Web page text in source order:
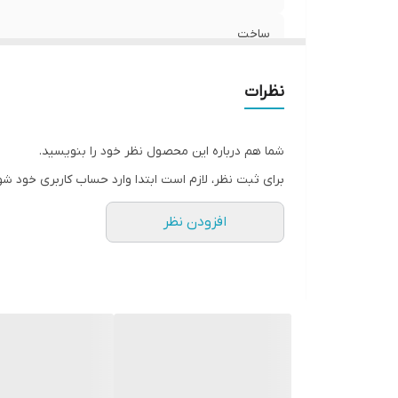
ساخت
نظرات
شما هم درباره این محصول نظر خود را بنویسید.
برای ثبت نظر، لازم است ابتدا وارد حساب کاربری خود
افزودن نظر